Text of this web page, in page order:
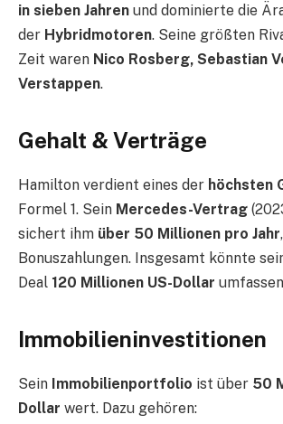
in sieben Jahren und dominierte die
der Hybridmotoren. Seine größten
Zeit waren Nico Rosberg, Sebastian
Verstappen.
Gehalt & Verträge
Hamilton verdient eines der höchsten
Formel 1. Sein Mercedes-Vertrag
sichert ihm über 50 Millionen pro Jahr
Bonuszahlungen. Insgesamt könnte
Deal 120 Millionen US-Dollar
Immobilieninvestitionen
Sein Immobilienportfolio ist über 50
Dollar wert. Dazu gehören: